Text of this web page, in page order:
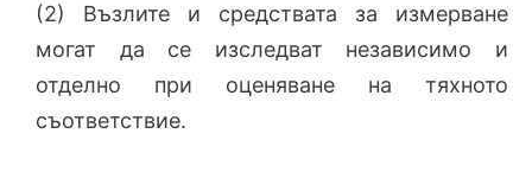
(2) Възлите и средствата за измерване
могат да се изследват независимо и
отделно при оценяване на тяхното
съответствие.